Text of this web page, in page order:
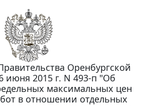
Оренбургской
июня 2015 г. N 493-п "Об
максимальных цен
в отношении отдельных